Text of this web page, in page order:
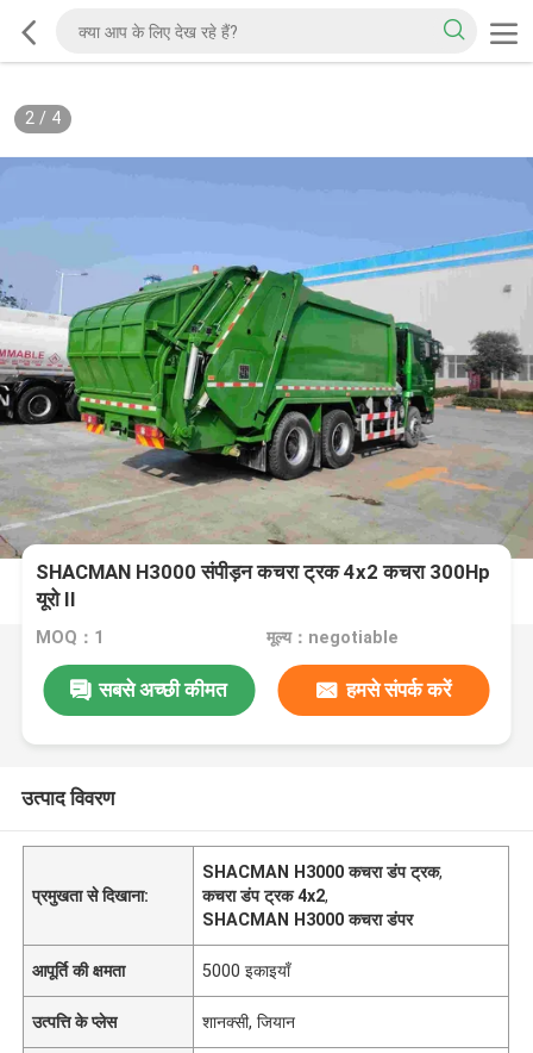
2/ 4
SHACMAN H3000 संपीड़न कचरा ट्रक 4x2 कचरा 300Hp
यूरो II
MOQ：1 मूल्य：negotiable
सबसे अच्छी कीमत हमसे संपर्क करें
उत्पाद विवरण
प्रमुखता से दिखाना:
SHACMAN H3000 कचरा डंप ट्रक,
कचरा डंप ट्रक 4x2,
SHACMAN H3000 कचरा डंपर
आपूर्ति की क्षमता 5000 इकाइयाँ
उत्पत्ति के प्लेस शानक्सी, जियान